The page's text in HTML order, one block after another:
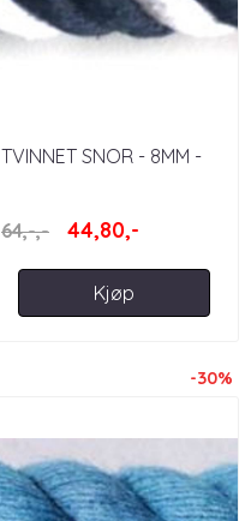
TVINNET SNOR - 8MM -
64,-,-
44,80,-
Kjøp
-30%